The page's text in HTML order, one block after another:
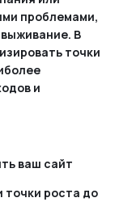
проблемами,
В
точки
и
ваш сайт
точки роста до